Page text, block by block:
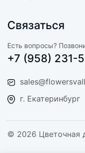
Связаться
Есть вопросы?
+7 (958) 231-
г. Екатеринбург
© 2026 Цветочная